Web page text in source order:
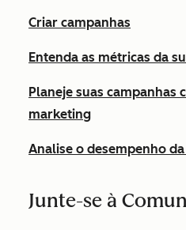
Criar campanhas
Entenda as métricas da
Planeje suas campanhas
marketing
Analise o desempenho
Junte-se à